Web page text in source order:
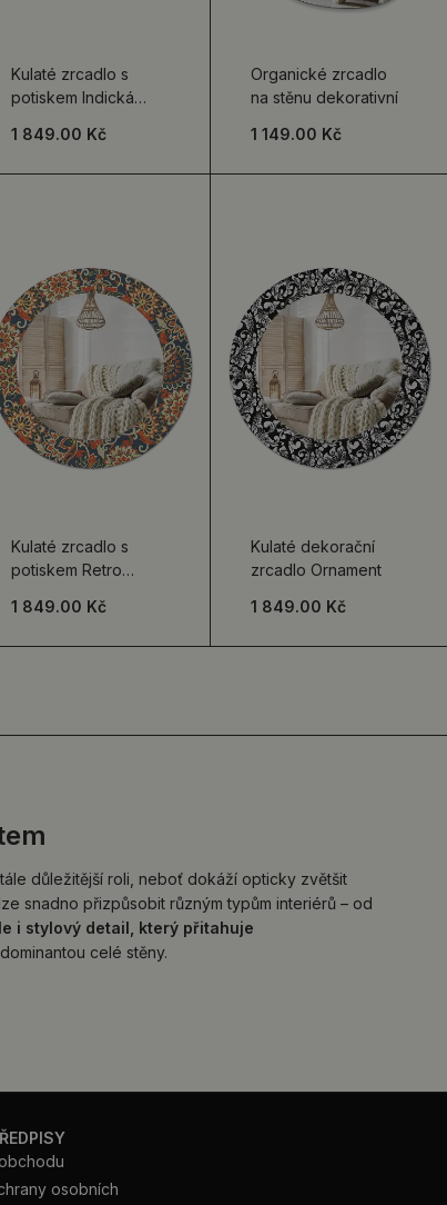
Kulaté zrcadlo s
potiskem Indická
1 849.00 Kč
Organické zrcadlo
na stěnu dekorativní
1 149.00 Kč
Kulaté zrcadlo s
potiskem Retro
1 849.00 Kč
Kulaté dekorační
zrcadlo Ornament
1 849.00 Kč
důležitější roli, neboť dokáží opticky zvětšit
snadno přizpůsobit různým typům interiérů – od
i stylový detail, který přitahuje
celé stěny.
osobních